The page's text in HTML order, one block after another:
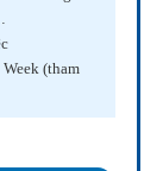
(tham